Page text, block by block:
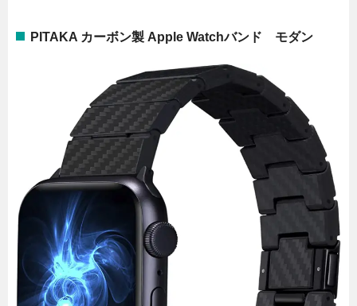
PITAKA カーボン製 Apple Watchバンド モダン